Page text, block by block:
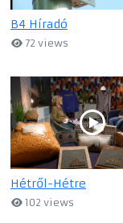
B4 Híradó
72 views
Hétről-Hétre
102 views